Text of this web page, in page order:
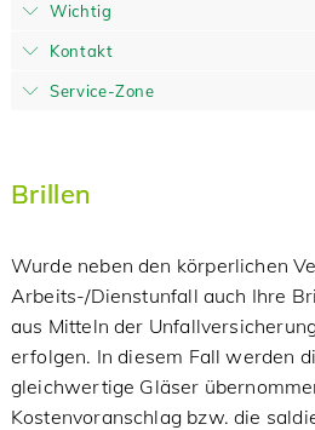
Wichtig
Kontakt
Service-Zone
Brillen
Wurde neben den körperlichen
Arbeits-/Dienstunfall auch Ihre
aus Mitteln der
erfolgen. In diesem Fall werden
gleichwertige Gläser
Kostenvoranschlag bzw. die